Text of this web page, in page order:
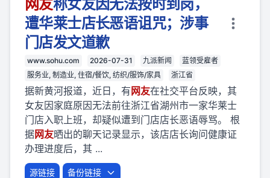
网友称女友因无法按时到岗，
遭华莱士店长恶语诅咒；涉事
门店发文道歉
www.sohu.com 2026-07-31 九派新闻
蓝领受雇者
服务业, 制造业, 住宿/餐饮, 纺织/服饰/家具
浙江省
据新黄河报道，近日，有 网友在社交平台反映，其
女友因家庭原因无法前往浙江省湖州市一家华莱士
门店入职上班，却疑似遭到门店店长恶语辱骂。 根
据网友晒出的聊天记录显示，该店店长询问健康证
办理进度后，其 ...
源链接 备份链接